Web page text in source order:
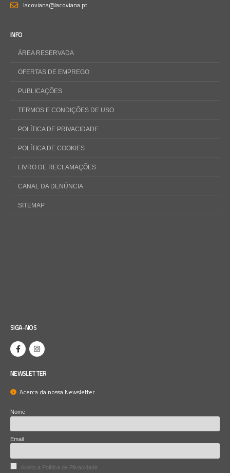
lacoviana@lacoviana.pt
INFO
ÁREA RESERVADA
OFERTAS DE EMPREGO
PUBLICAÇÕES
TERMOS E CONDIÇÕES DE USO
POLÍTICA DE PRIVACIDADE
POLÍTICA DE COOKIES
LIVRO DE RECLAMAÇÕES
CANAL DA DENÚNCIA
SITEMAP
SIGA-NOS
NEWSLETTER
Acerca da nossa Newsletter...
Nome
Email
Aceito a Política de Piivacidade